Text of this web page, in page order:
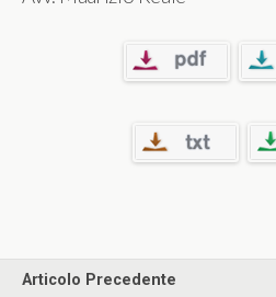
Articolo Precedente